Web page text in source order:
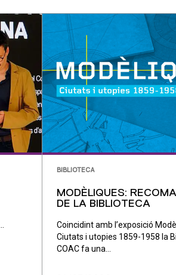
BIBLIOTECA
MODÈLIQUES:
DE LA BIBLIOTECA
Coincidint amb l’exposició
Ciutats i utopies 1859-1958 la
COAC fa una...